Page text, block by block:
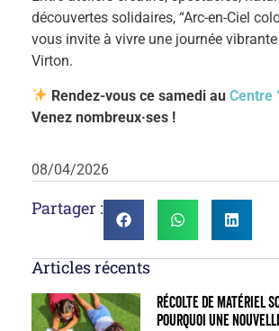
découvertes solidaires, “Arc-en-Ciel
vous invite à vivre une journée
Virton.
Rendez-vous ce samedi auCentre
Venez nombreux·ses !
08/04/2026
Partager :
Articles récents
Récolte de matériel
pourquoi une